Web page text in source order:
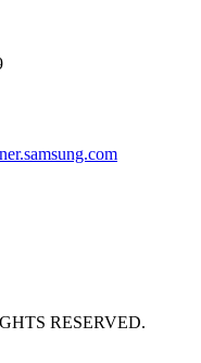
RESERVED.